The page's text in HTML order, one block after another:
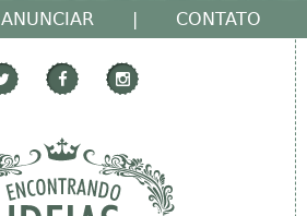
ANUNCIAR | CONTATO